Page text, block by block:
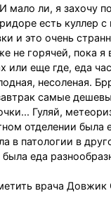
мало ли, я захочу
есть куллер
и это очень
не горячей, пока
или еще где, еда
несоленая.
самые
Гуляй,
отделении была
в патологии в
еда
врача Довжик